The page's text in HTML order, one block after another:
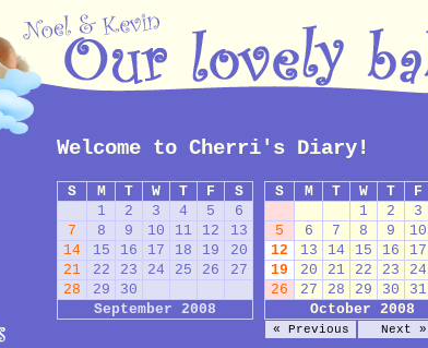
Welcome to Cherri's Diary!
S M T W T F
S
1
2 3 4 5
6
7
8 9 10 11 12
13
14
15 16 17 18 19
20
21
22 23 24 25 26
27
28
29
30
September 2008
S M T W T F
1
2 3
5
6 7 8 9 10
12
13 14 15 16 17
19
20 21 22 23 24
26
27 28 29 30
31
October 2008
« Previous Next »